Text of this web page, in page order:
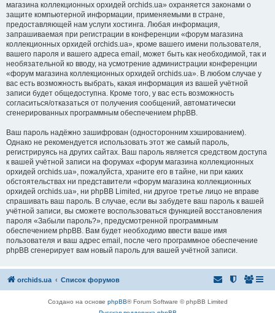
магазина коллекционных орхидей orchids.ua» охраняется законами о
защите компьютерной информации, применяемыми в стране,
предоставляющей нам услуги хостинга. Любая информация,
запрашиваемая при регистрации в конференции «форум магазина
коллекционных орхидей orchids.ua», кроме вашего имени пользователя,
вашего пароля и вашего адреса email, может быть как необходимой, так и
необязательной ко вводу, на усмотрение администрации конференции
«форум магазина коллекционных орхидей orchids.ua». В любом случае у
вас есть возможность выбрать, какая информация из вашей учётной
записи будет общедоступна. Кроме того, у вас есть возможность
согласиться/отказаться от получения сообщений, автоматически
сгенерированных программным обеспечением phpBB.
Ваш пароль надёжно зашифрован (односторонним хэшированием).
Однако не рекомендуется использовать этот же самый пароль,
регистрируясь на других сайтах. Ваш пароль является средством доступа
к вашей учётной записи на форумах «форум магазина коллекционных
орхидей orchids.ua», пожалуйста, храните его в тайне, ни при каких
обстоятельствах ни представители «форум магазина коллекционных
орхидей orchids.ua», ни phpBB Limited, ни другое третье лицо не вправе
спрашивать ваш пароль. В случае, если вы забудете ваш пароль к вашей
учётной записи, вы сможете воспользоваться функцией восстановления
пароля «Забыли пароль?», предусмотренной программным
обеспечением phpBB. Вам будет необходимо ввести ваше имя
пользователя и ваш адрес email, после чего программное обеспечение
phpBB сгенерирует вам новый пароль для вашей учётной записи.
orchids.ua Список форумов
Создано на основе phpBB® Forum Software © phpBB Limited